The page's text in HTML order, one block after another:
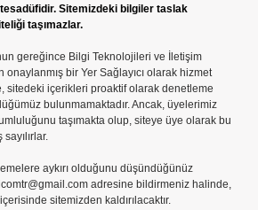
Sitemizdeki bilgiler taslak
taşımazlar.
gereğince Bilgi Teknolojileri ve İletişim
onaylanmış bir Yer Sağlayıcı olarak hizmet
sitedeki içerikleri proaktif olarak denetleme
bulunmamaktadır. Ancak, üyelerimiz
taşımakta olup, siteye üye olarak bu
aykırı olduğunu düşündüğünüz
adresine bildirmeniz halinde,
sitemizden kaldırılacaktır.